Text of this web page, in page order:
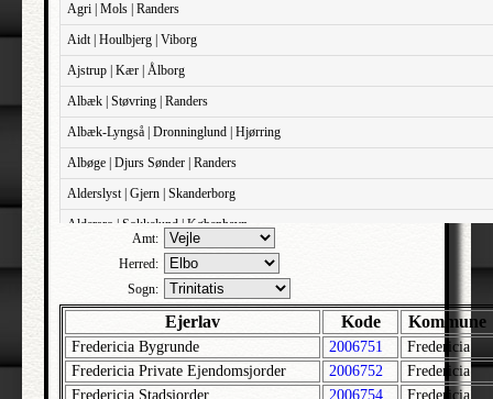
Agri | Mols | Randers
Aidt | Houlbjerg | Viborg
Ajstrup | Kær | Ålborg
Albæk | Støvring | Randers
Albæk-Lyngså | Dronninglund | Hjørring
Albøge | Djurs Sønder | Randers
Alderslyst | Gjern | Skanderborg
Aldersro | Sokkelund | København
Allehelgens | Sokkelund | København
Aller | Sønder Tyrstrup | Haderslev
Allerslev | Bårse | Præstø
Allerslev | Voldborg | Roskilde
Allerup | Åsum | Odense
Amt:
Herred:
Sogn:
Ejerlav Kode Kommune
Fredericia Bygrunde 2006751
Fredericia
Fredericia Private Ejendomsjorder
2006752
Fredericia
Fredericia Stadsjorder
2006754 Fredericia